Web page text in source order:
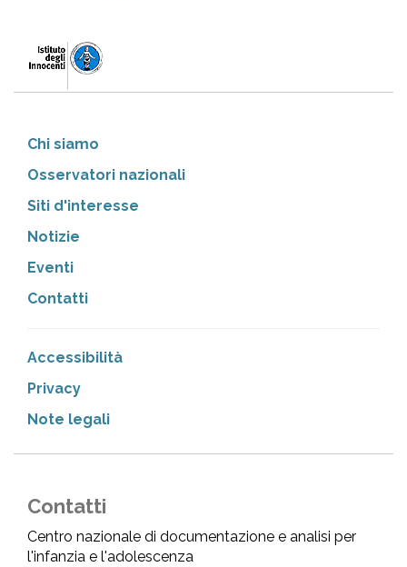
Chi siamo
Osservatori nazionali
Siti d'interesse
Notizie
Eventi
Contatti
Accessibilità
Privacy
Note legali
Contatti
Centro nazionale di documentazione e analisi per
l'infanzia e l'adolescenza